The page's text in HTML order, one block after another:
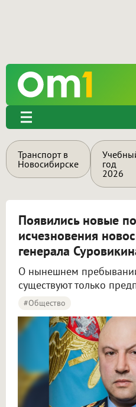
Транспорт в
Новосибирске
год
2026
Появились новые
исчезновения
генерала
О нынешнем
существуют только
#Общество